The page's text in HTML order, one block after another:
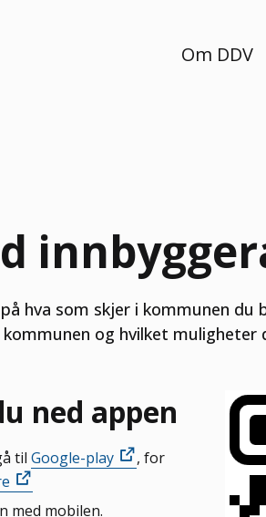
Om DDV
hva som skjer i kommunen
og hvilket muligheter
ned appen
til Google-play
, for
med mobilen.